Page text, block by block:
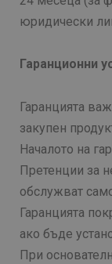
юридически
Гаранционни
Гаранцията
закупен
Началото на
Претенции за
обслужват
Гаранцията
ако бъде
При